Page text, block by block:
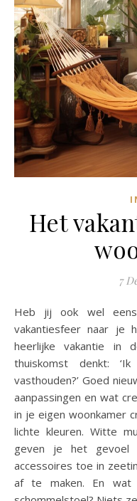
Het
7
Heb jij ook wel eens dat verlangen gehad om de
vakantiesfeer naar je
heerlijke vakantie
thuiskomst denkt:
vasthouden?’ Goed
aanpassingen en wat
in je eigen woonkamer
lichte kleuren. Witte
geven je het gevoel
accessoires toe in
af te maken. En